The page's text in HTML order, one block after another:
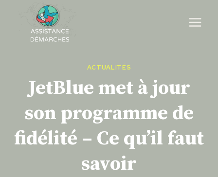
content
ACTUALITÉS
JetBlue met à jour
son programme de
fidélité – Ce qu’il faut
savoir